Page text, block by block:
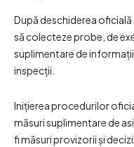
După deschiderea
să colecteze probe, de
suplimentare de
inspecții.
Inițierea procedurilor
măsuri suplimentare de
fi măsuri provizorii și